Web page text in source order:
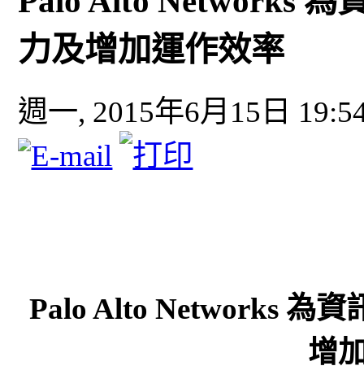
力及增加運作效率
週一, 2015年6月15日
Palo Alto Networks 為資
增